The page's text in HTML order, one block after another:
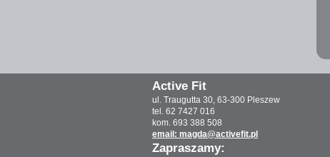
Active Fit
ul. Traugutta 30, 63-300 Pleszew
tel. 62 7427 016
kom. 693 388 508
email: magda@activefit.pl
Zapraszamy: